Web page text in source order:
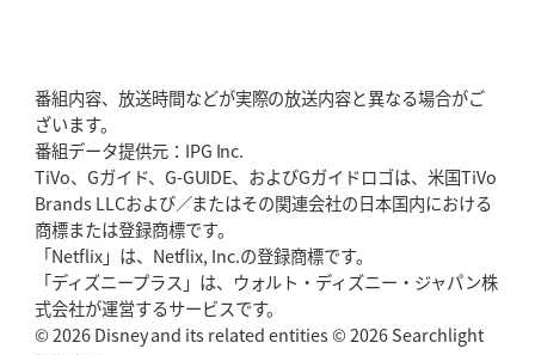
2026年5月21日(木)更新
狭山RG、ライチェル海遥スタッフ入り
ッション
2026年5月14日(木)更新
神戸、1位通過の立役者レタリック
「悲運の闘将」宮地克実氏死去 熱血指導で埼玉WKの基礎築く
番組内容、放送時間などが実際の放送内容と異なる場合がご
ざいます。
番組データ提供元：IPG Inc.
TiVo、Gガイド、G-GUIDE、およびGガイドロゴは、米国TiVo
Brands LLCおよび／またはその関連会社の日本国内における
商標または登録商標です。
「Netflix」は、Netflix, Inc.の登録商標です。
「ディズニープラス」は、ウォルト・ディズニー・ジャパン株
式会社が運営するサービスです。
© 2026 Disney and its related entities © 2026 Searchlight